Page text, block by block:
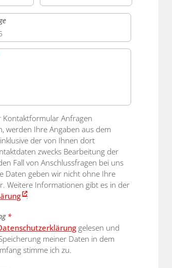
Kontaktformular Anfragen
werden Ihre Angaben aus dem
der von Ihnen dort
zwecks Bearbeitung der
Fall von Anschlussfragen bei uns
Daten geben wir nicht ohne Ihre
Weitere Informationen gibt es in der
.
*
gelesen und
meiner Daten in dem
stimme ich zu.